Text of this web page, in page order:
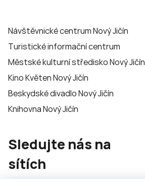
Návštěvnické centrum Nový Jičín
Turistické informační centrum
Městské kulturní středisko Nový Jičín
Kino Květen Nový Jičín
Beskydské divadlo Nový Jičín
Knihovna Nový Jičín
Sledujte nás na
sítích